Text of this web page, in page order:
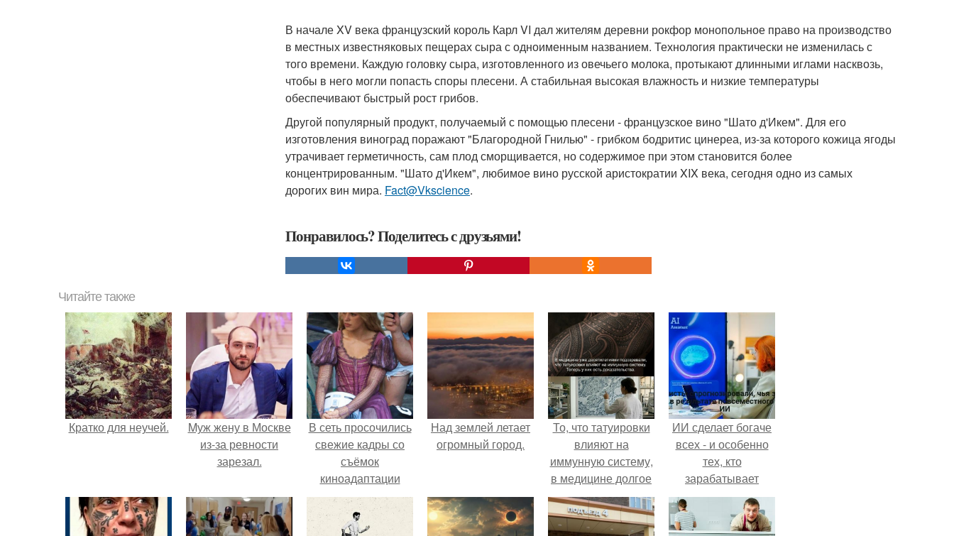
В начале XV века французский король Карл VI дал жителям деревни рокфор монопольное право на производство
в местных известняковых пещерах сыра с одноименным названием. Технология практически не изменилась с
того времени. Каждую головку сыра, изготовленного из овечьего молока, протыкают длинными иглами насквозь,
чтобы в него могли попасть споры плесени. А стабильная высокая влажность и низкие температуры
обеспечивают быстрый рост грибов.
Другой популярный продукт, получаемый с помощью плесени - французское вино "Шато д'Икем". Для его
изготовления виноград поражают "Благородной Гнилью" - грибком бодритис цинереа, из-за которого кожица ягоды
утрачивает герметичность, сам плод сморщивается, но содержимое при этом становится более
концентрированным. "Шато д'Икем", любимое вино русской аристократии XIX века, сегодня одно из самых
дорогих вин мира. Fact@Vkscience.
Понравилось? Поделитесь с друзьями!
Читайте также
Кратко для неучей.
Mуж жену в Москве
из-за ревности
зарезал.
В сеть просочились
свежие кадры со
съёмок
киноадаптации
"Рапунцель", и всё
внимание
моментально
Над землей летает
огромный город.
То, что татуировки
влияют на
иммунную систему,
в медицине долгое
время
рассматривалось
лишь как гипотеза.
ИИ сделает богаче
всех - и особенно
тех, кто
зарабатывает
меньше всего.